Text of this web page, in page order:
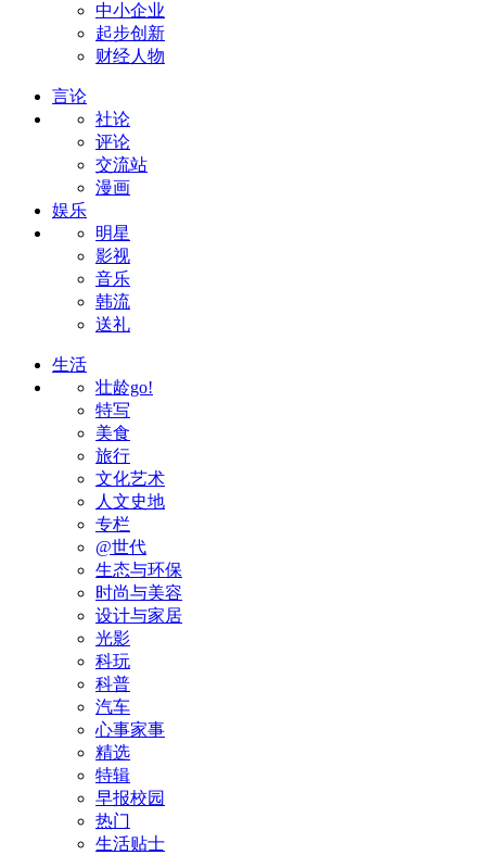
中小企业
起步创新
财经人物
言论
社论
评论
交流站
漫画
娱乐
明星
影视
音乐
韩流
送礼
生活
壮龄go!
特写
美食
旅行
文化艺术
人文史地
专栏
@世代
生态与环保
时尚与美容
设计与家居
光影
科玩
科普
汽车
心事家事
精选
特辑
早报校园
热门
生活贴士